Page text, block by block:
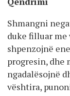
Shmangni
duke filluar
shpenzojnë
progresin, dhe
ngadalësojnë
vështira,